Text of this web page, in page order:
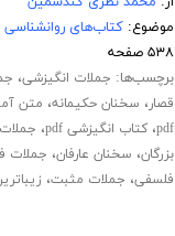
موضوع:کتاب‌های روانشناسی
۵۳۸ صفحه
برچسب‌ها: جملات انگیزشی،
قصار، سخنان حکیمانه، متن
pdf،کتاب انگیزشی pdf ،
بزرگان، سخنان عارفان، جملات
فلسفی، جملات مثبت،